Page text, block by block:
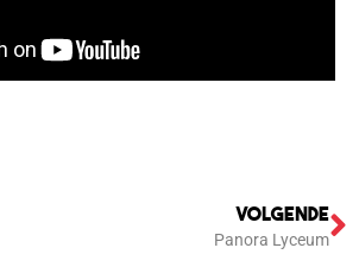
VOLGENDE
Panora Lyceum